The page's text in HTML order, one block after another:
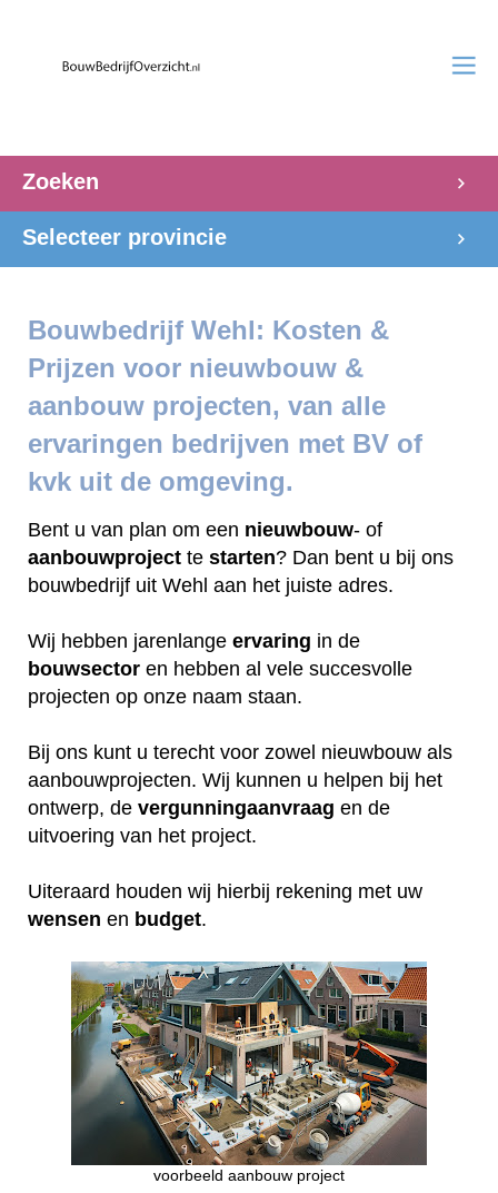
Zoeken
Selecteer provincie
Bouwbedrijf Wehl: Kosten &
Prijzen voor nieuwbouw &
aanbouw projecten, van alle
ervaringen bedrijven met BV of
kvk uit de omgeving.
Bent u van plan om een nieuwbouw- of
aanbouwproject te starten? Dan bent u bij ons
bouwbedrijf uit Wehl aan het juiste adres.
Wij hebben jarenlange ervaring in de
bouwsector en hebben al vele succesvolle
projecten op onze naam staan.
Bij ons kunt u terecht voor zowel nieuwbouw als
aanbouwprojecten. Wij kunnen u helpen bij het
ontwerp, de vergunningaanvraag en de
uitvoering van het project.
Uiteraard houden wij hierbij rekening met uw
wensen en budget.
voorbeeld aanbouw project